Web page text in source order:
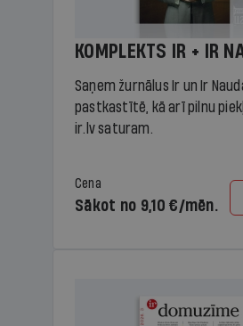
KOMPLEKTS IR + IR
Saņem žurnālus Ir un Ir
pastkastītē, kā arī pilnu
ir.lv saturam.
Cena
Sākot no 9,10 €/mēn.